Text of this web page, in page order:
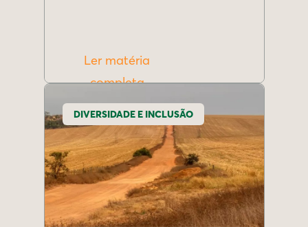
Ler matéria
completa
DIVERSIDADE E INCLUSÃO